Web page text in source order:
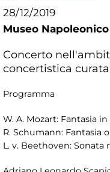
28/12/2019
Museo Napoleonico
Concerto
concertistica
Programma
W. A. Mozart: Fantasia
R. Schumann: Fantasia
L. v. Beethoven: Sonata